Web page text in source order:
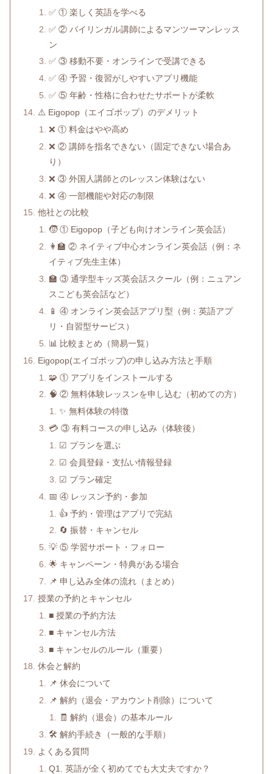
✅ ① 楽しく英語を学べる
✅ ② バイリンガル講師によるマンツーマンレッス
ン
✅ ③ 移動不要・オンラインで受講できる
✅ ④ 予習・復習がしやすいアプリ機能
✅ ⑤ 年齢・性格に合わせたサポートが柔軟
⚠️ Eigopop（エイゴポップ）のデメリット
❌ ① 料金はやや高め
❌ ② 講師を指名できない（固定できない場合あ
り）
❌ ③ 外国人講師とのレッスン体験はない
❌ ④ 一部機能や対応の制限
他社との比較
🧒 ① Eigopop（子ども向けオンライン英会話）
👩‍🏫 ② ネイティブ中心オンライン英会話（例：ネ
イティブ先生主体）
🏫 ③ 通学型キッズ英会話スクール（例：ニュアン
スこども英会話など）
📱 ④ オンライン英会話アプリ型（例：英語アプ
リ・自習型サービス）
📊 比較まとめ（簡易一覧）
Eigopop(エイゴポップ)の申し込み方法と手順
🧩 ① アプリをインストールする
🧠 ② 無料体験レッスンを申し込む（初めての方）
✨ 無料体験の特徴
💳 ③ 有料コースの申し込み（体験後）
☑ プランを選ぶ
☑ 会員登録・支払い情報登録
☑ プラン確定
📅 ④ レッスン予約・参加
👍 予約・管理はアプリで完結
🔄 振替・キャンセル
💡 ⑤ 学習サポート・フォロー
🌟 キャンペーン・特典がある場合
📌 申し込み全体の流れ（まとめ）
授業の予約とキャンセル
■ 授業の予約方法
■ キャンセル方法
■ キャンセルのルール（重要）
休会と解約
📌 休会について
📌 解約（退会・アカウント削除）について
🧾 解約（退会）の基本ルール
🛠 解約手続き（一般的な手順）
よくある質問
Q1. 英語が全く初めてでも大丈夫ですか？